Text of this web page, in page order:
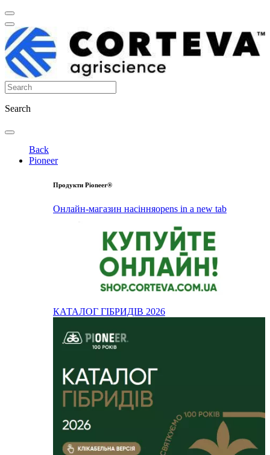
Search
Back
Pioneer
Продукти Pioneer®
Онлайн-магазин насінняopens in a new tab
КАТАЛОГ ГІБРИДІВ 2026